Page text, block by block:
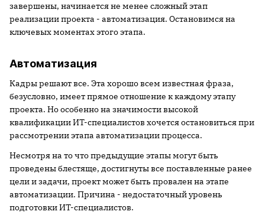
завершены, начинается не менее сложный этап
реализации проекта - автоматизация. Остановимся на
ключевых моментах этого этапа.
Автоматизация
Кадры решают все. Эта хорошо всем известная фраза,
безусловно, имеет прямое отношение к каждому этапу
проекта. Но особенно на значимости высокой
квалификации ИТ-специалистов хочется остановиться при
рассмотрении этапа автоматизации процесса.
Несмотря на то что предыдущие этапы могут быть
проведены блестяще, достигнуты все поставленные ранее
цели и задачи, проект может быть провален на этапе
автоматизации. Причина - недостаточный уровень
подготовки ИТ-специалистов.